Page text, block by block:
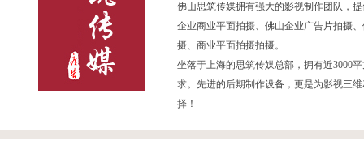
佛山思筑传媒拥有强大的影视制作团队，
企业商业平面拍摄、佛山企业广告片拍摄
摄、商业平面拍摄拍摄。
坐落于上海的思筑传媒总部，拥有近3000
求。先进的后期制作设备，更是为影视三
择！